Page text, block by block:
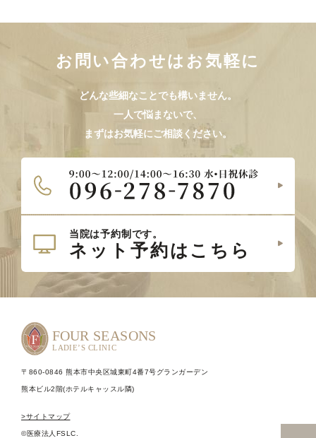
お問い合わせはお気軽に
どんな些細なことでも構いません。
一人で悩まないで、
まずはお気軽にご相談ください。
〒860-0846 熊本市中央区城東町4番7号グランガーデン
熊本ビル2階(ホテルキャッスル隣)
>サイトマップ
©医療法人FSLC.